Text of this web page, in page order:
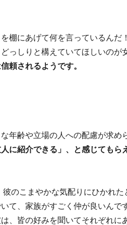
棚にあげて何を言っているんだ
っしりと構えていてほしいのが
頼されるようです。
年齢や立場の人への配慮が求め
に紹介できる」、と感じてもら
のこまやかな気配りにひかれた
て、家族がすごく仲が良いんで
、皆の好みを聞いてそれぞれに